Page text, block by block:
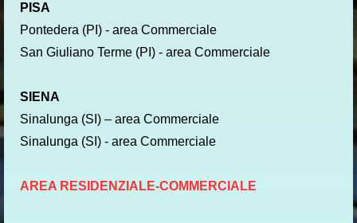
PISA
Pontedera (PI) - area Commerciale
San Giuliano Terme (PI) - area Commerciale
SIENA
Sinalunga (SI) – area Commerciale
Sinalunga (SI) - area Commerciale
AREA RESIDENZIALE-COMMERCIALE